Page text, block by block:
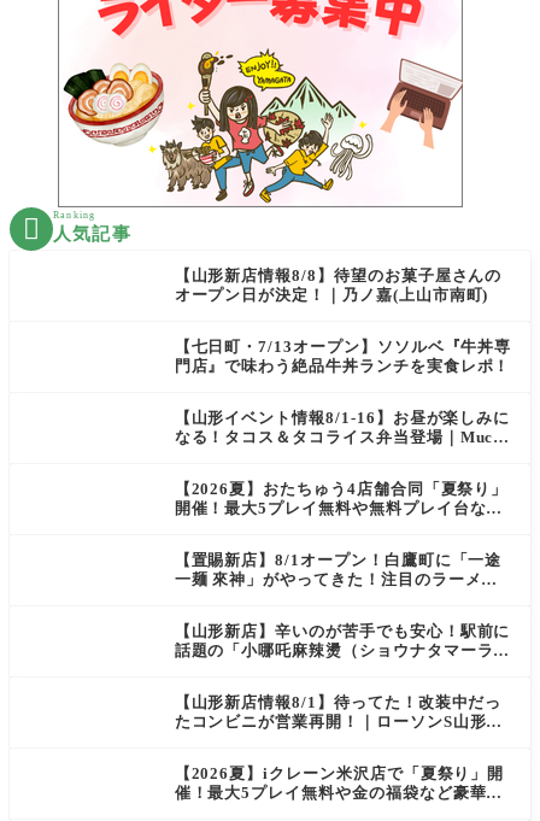
 Ranking
人気記事
【山形新店情報8/8】待望のお菓子屋さんの
オープン日が決定！｜乃ノ嘉(上山市南町)
【七日町・7/13オープン】ソソルベ『牛丼専
門店』で味わう絶品牛丼ランチを実食レポ！
【山形イベント情報8/1-16】お昼が楽しみに
なる！タコス＆タコライス弁当登場｜Mucha
【2026夏】おたちゅう4店舗合同「夏祭り」
開催！最大5プレイ無料や無料プレイ台など
田）
【置賜新店】8/1オープン！白鷹町に「一途
一麺 來神」がやってきた！注目のラーメン
【山形新店】辛いのが苦手でも安心！駅前に
話題の「小哪吒麻辣燙（ショウナタマーラー
【山形新店情報8/1】待ってた！改装中だっ
たコンビニが営業再開！｜ローソンS山形七
【2026夏】iクレーン米沢店で「夏祭り」開
催！最大5プレイ無料や金の福袋など豪華企